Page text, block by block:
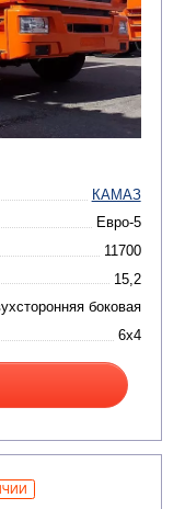
Вакуумные машины
Илососные машины
Каналопромывочные
Комбинированные